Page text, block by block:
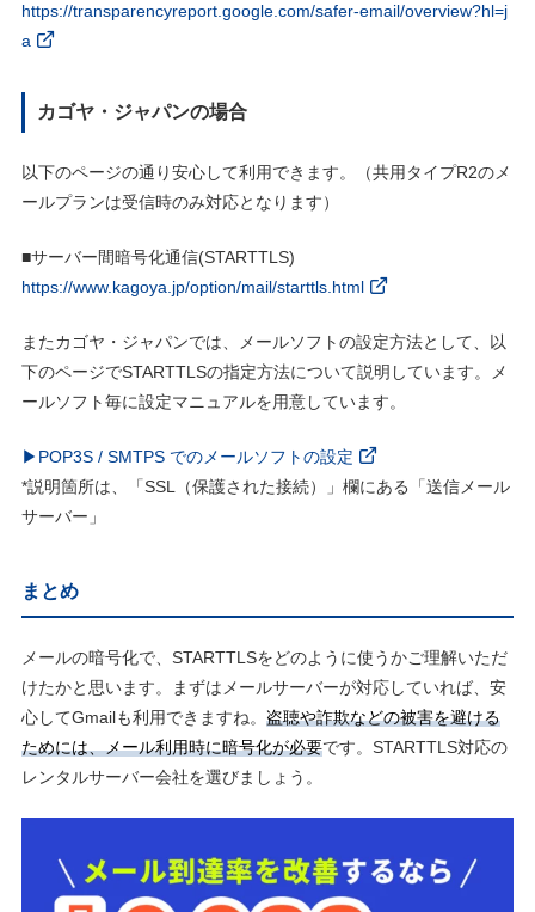
https://transparencyreport.google.com/safer-email/overview?hl=j
a
カゴヤ・ジャパンの場合
以下のページの通り安心して利用できます。（共用タイプR2のメ
ールプランは受信時のみ対応となります）
■サーバー間暗号化通信(STARTTLS)
https://www.kagoya.jp/option/mail/starttls.html
またカゴヤ・ジャパンでは、メールソフトの設定方法として、以
下のページでSTARTTLSの指定方法について説明しています。メ
ールソフト毎に設定マニュアルを用意しています。
▶POP3S / SMTPS でのメールソフトの設定
*説明箇所は、「SSL（保護された接続）」欄にある「送信メール
サーバー」
まとめ
メールの暗号化で、STARTTLSをどのように使うかご理解いただ
けたかと思います。まずはメールサーバーが対応していれば、安
心してGmailも利用できますね。 盗聴や詐欺などの被害を避ける
ためには、メール利用時に暗号化が必要です。STARTTLS対応の
レンタルサーバー会社を選びましょう。